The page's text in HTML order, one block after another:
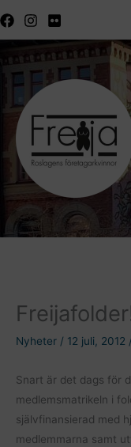
till
Nyheter / 12 juli, 2012
Snart är det dags för
medlemsmatrikeln i
självfinansierad med
medlemmarna samt